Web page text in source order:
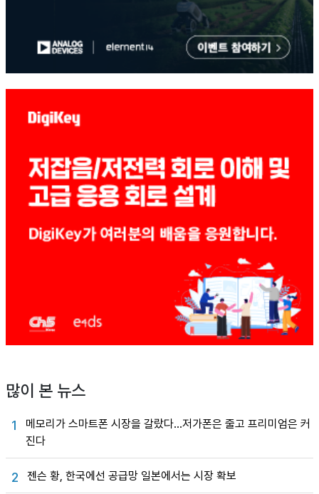
많이 본 뉴스
1
메모리가 스마트폰 시장을 갈랐다…저가폰은 줄고 프리미엄은 커
진다
2 젠슨 황, 한국에선 공급망 일본에서는 시장 확보